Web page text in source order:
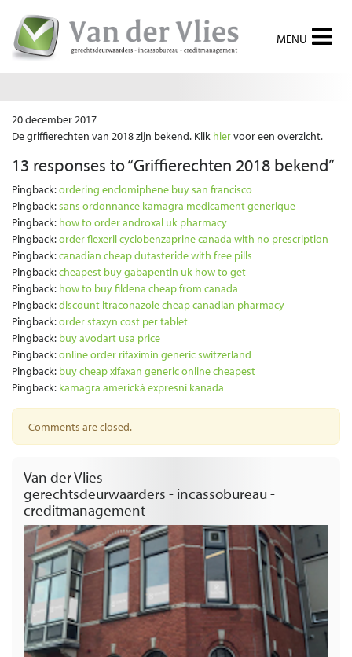
20 december 2017
De griffierechten van 2018 zijn bekend. Klik hiervoor een overzicht.
13 responses to “Griffierechten 2018 bekend”
Pingback:ordering enclomiphene buy san francisco
Pingback:sans ordonnance kamagra medicament generique
Pingback: how to order androxal uk pharmacy
Pingback:order flexeril cyclobenzaprine canada with no prescription
Pingback:canadian cheap dutasteride with free pills
Pingback:cheapest buy gabapentin uk how to get
Pingback: how to buy fildena cheap from canada
Pingback:discount itraconazole cheap canadian pharmacy
Pingback:order staxyn cost per tablet
Pingback: buy avodart usa price
Pingback:online order rifaximin generic switzerland
Pingback: buy cheap xifaxan generic online cheapest
Pingback: kamagra americká expresní kanada
Comments are closed.
Van der Vlies
gerechtsdeurwaarders - incassobureau -
creditmanagement